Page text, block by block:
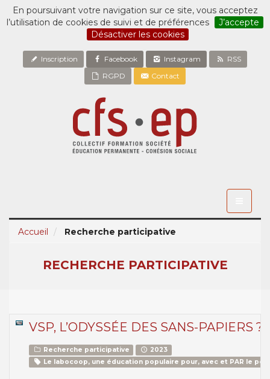
En poursuivant votre navigation sur ce site, vous acceptez
l’utilisation de cookies de suivi et de préférences
J’accepte
Désactiver les cookies
Inscription Facebook Instagram
RSS
RGPD
Contact
Accueil
Recherche participative
RECHERCHE PARTICIPATIVE
VSP, L’ODYSSÉE DES SANS-PAPIERS ?
Recherche participative
2023
Le labocoop, une éducation populaire pour, avec et PAR le